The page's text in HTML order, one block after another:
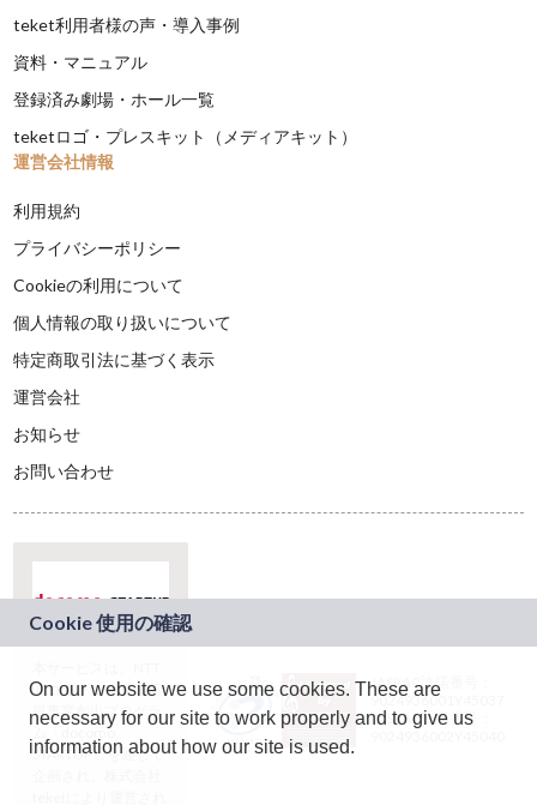
teket利用者様の声・導入事例
資料・マニュアル
登録済み劇場・ホール一覧
teketロゴ・プレスキット（メディアキット）
運営会社情報
利用規約
プライバシーポリシー
Cookieの利用について
個人情報の取り扱いについて
特定商取引法に基づく表示
運営会社
お知らせ
お問い合わせ
ドコモグループの新
規事業創出プログラ
ム「docomo
STARTUP」を通じて
JASRAC許諾番号：
9024936001Y45037
JASRAC許諾番号：
On our website we use some cookies. These are
necessary for our site to work properly and to give us
information about how our site is used.